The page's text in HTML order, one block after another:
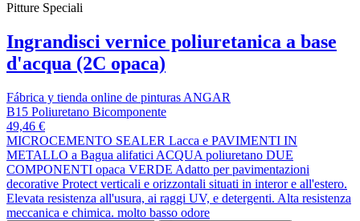
Pitture Speciali
Ingrandisci vernice poliuretanica a base
d'acqua (2C opaca)
Fábrica y tienda online de pinturas ANGAR
B15 Poliuretano Bicomponente
49,46 €
MICROCEMENTO SEALER Lacca e PAVIMENTI IN
METALLO a Bagua alifatici ACQUA poliuretano DUE
COMPONENTI opaca VERDE Adatto per pavimentazioni
decorative Protect verticali e orizzontali situati in interor e all'estero.
Elevata resistenza all'usura, ai raggi UV, e detergenti. Alta resistenza
meccanica e chimica. molto basso odore